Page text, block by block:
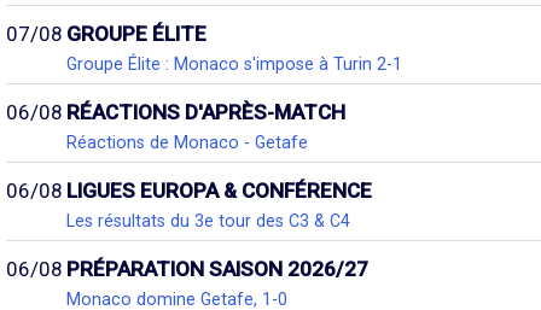
07/08 GROUPE ÉLITE
Groupe Élite : Monaco s'impose à Turin 2-1
06/08 RÉACTIONS D'APRÈS-MATCH
Réactions de Monaco - Getafe
06/08 LIGUES EUROPA & CONFÉRENCE
Les résultats du 3e tour des C3 & C4
06/08 PRÉPARATION SAISON 2026/27
Monaco domine Getafe, 1-0